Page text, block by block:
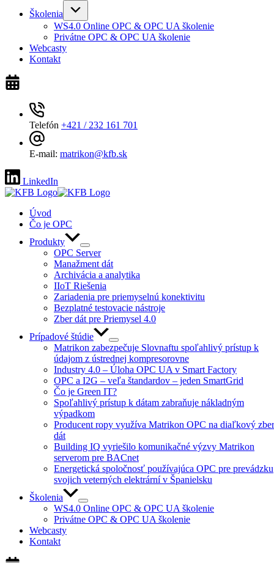
Školenia
WS4.0 Online OPC & OPC UA školenie
Privátne OPC & OPC UA školenie
Webcasty
Kontakt
Telefón +421 / 232 161 701
E-mail: matrikon@kfb.sk
LinkedIn
Úvod
Čo je OPC
Produkty
OPC Server
Manažment dát
Archivácia a analytika
IIoT Riešenia
Zariadenia pre priemyselnú konektivitu
Bezplatné testovacie nástroje
Zber dát pre Priemysel 4.0
Prípadové štúdie
Matrikon zabezpečuje Slovnaftu spoľahlivý prístup k
údajom z ústrednej kompresorovne
Industry 4.0 – Úloha OPC UA v Smart Factory
OPC a I2G – veľa štandardov – jeden SmartGrid
Čo je Green IT?
Spoľahlivý prístup k dátam zabraňuje nákladným
výpadkom
Producent ropy využíva Matrikon OPC na diaľkový zber
dát
Building IQ vyriešilo komunikačné výzvy Matrikon
serverom pre BACnet
Energetická spoločnosť používajúca OPC pre prevádzku
svojich veterných elektrární v Španielsku
Školenia
WS4.0 Online OPC & OPC UA školenie
Privátne OPC & OPC UA školenie
Webcasty
Kontakt